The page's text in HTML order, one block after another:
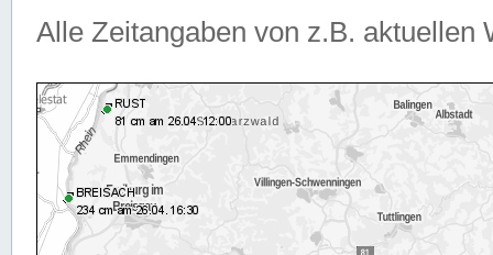
Alle Zeitangaben von z.B. aktuellen